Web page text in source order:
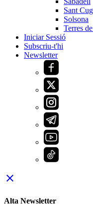
Sant
Solsona
Terres
Iniciar Sessió
Subscriu-t'hi
Newsletter
close
Alta Newsletter